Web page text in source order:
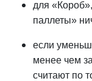
для
паллеты»
если
менее чем
считают по